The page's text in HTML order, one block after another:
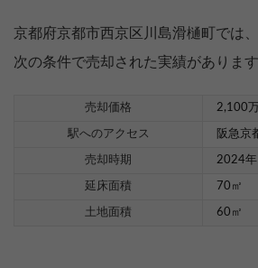
京都府京都市西京区川島滑樋町では
次の条件で売却された実績があります
売却価格 2,100
駅へのアクセス 阪急京
売却時期 2024年
延床面積 70㎡
土地面積 60㎡